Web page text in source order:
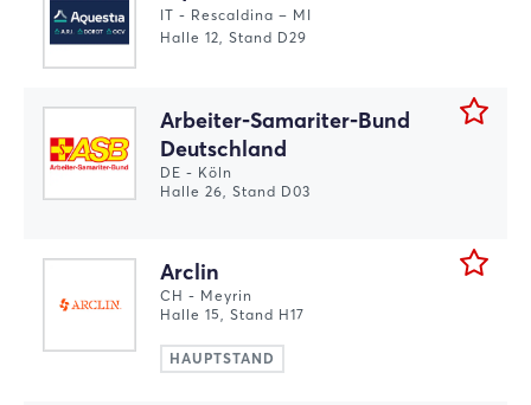
IT - Rescaldina – MI
Halle 12, Stand D29
Arbeiter-Samariter-Bund
Deutschland
DE - Köln
Halle 26, Stand D03
Arclin
CH - Meyrin
Halle 15, Stand H17
HAUPTSTAND